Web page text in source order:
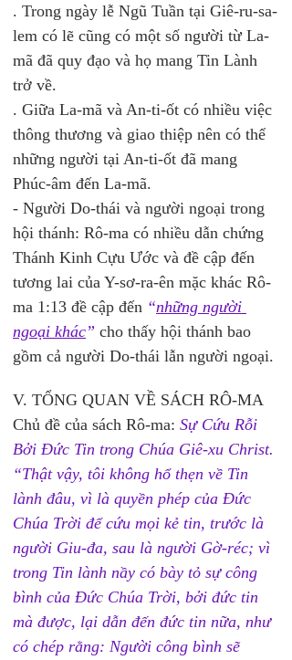
. Trong ngày lễ Ngũ Tuần tại Giê-ru-sa-
lem có lẽ cũng có một số người từ La-
mã đã quy đạo và họ mang Tin Lành
trở về.
. Giữa La-mã và An-ti-ốt có nhiều việc
thông thương và giao thiệp nên có thể
những người tại An-ti-ốt đã mang
Phúc-âm đến La-mã.
- Người Do-thái và người ngoại trong
hội thánh: Rô-ma có nhiều dẫn chứng
Thánh Kinh Cựu Ước và đề cập đến
tương lai của Y-sơ-ra-ên mặc khác Rô-
ma 1:13 đề cập đến “những người
ngoại khác” cho thấy hội thánh bao
gồm cả người Do-thái lẫn người ngoại.
V. TỔNG QUAN VỀ SÁCH RÔ-MA
Chủ đề của sách Rô-ma: Sự Cứu Rỗi
Bởi Đức Tin trong Chúa Giê-xu Christ.
“Thật vậy, tôi không hổ thẹn về Tin
lành đâu, vì là quyền phép của Đức
Chúa Trời để cứu mọi kẻ tin, trước là
người Giu-đa, sau là người Gờ-réc; vì
trong Tin lành nầy có bày tỏ sự công
bình của Đức Chúa Trời, bởi đức tin
mà được, lại dẫn đến đức tin nữa, như
có chép rằng: Người công bình sẽ